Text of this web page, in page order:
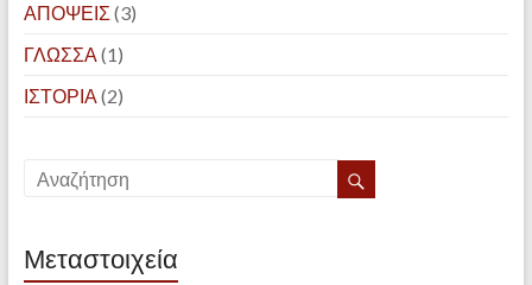
ΑΠΟΨΕΙΣ (3)
ΓΛΩΣΣΑ(1)
ΙΣΤΟΡΙΑ(2)
Μεταστοιχεία